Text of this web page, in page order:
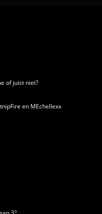
of juist niet?
en MEchellexx